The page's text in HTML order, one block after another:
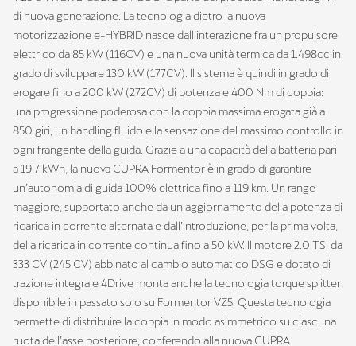
di nuova generazione. La tecnologia dietro la nuova
motorizzazione e-HYBRID nasce dall’interazione fra un propulsore
elettrico da 85 kW (116CV) e una nuova unità termica da 1.498cc in
grado di sviluppare 130 kW (177CV). Il sistema è quindi in grado di
erogare fino a 200 kW (272CV) di potenza e 400 Nm di coppia:
una progressione poderosa con la coppia massima erogata già a
850 giri, un handling fluido e la sensazione del massimo controllo in
ogni frangente della guida. Grazie a una capacità della batteria pari
a 19,7 kWh, la nuova CUPRA Formentor è in grado di garantire
un’autonomia di guida 100% elettrica fino a 119 km. Un range
maggiore, supportato anche da un aggiornamento della potenza di
ricarica in corrente alternata e dall’introduzione, per la prima volta,
della ricarica in corrente continua fino a 50 kW. Il motore 2.0 TSI da
333 CV (245 CV) abbinato al cambio automatico DSG e dotato di
trazione integrale 4Drive monta anche la tecnologia torque splitter,
disponibile in passato solo su Formentor VZ5. Questa tecnologia
permette di distribuire la coppia in modo asimmetrico su ciascuna
ruota dell’asse posteriore, conferendo alla nuova CUPRA